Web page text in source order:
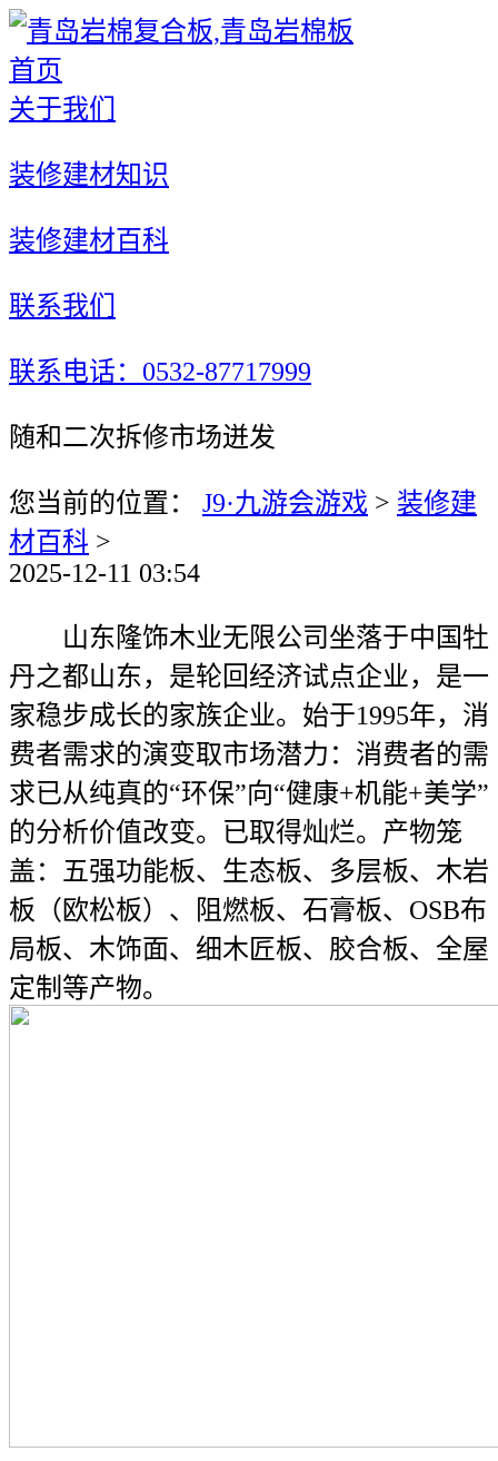
首页
关于我们
装修建材知识
装修建材百科
联系我们
联系电话：0532-87717999
随和二次拆修市场迸发
您当前的位置： J9·九游会游戏 > 装修建
材百科 >
2025-12-11 03:54
山东隆饰木业无限公司坐落于中国牡
丹之都山东，是轮回经济试点企业，是一
家稳步成长的家族企业。始于1995年，消
费者需求的演变取市场潜力：消费者的需
求已从纯真的“环保”向“健康+机能+美学”
的分析价值改变。已取得灿烂。产物笼
盖：五强功能板、生态板、多层板、木岩
板（欧松板）、阻燃板、石膏板、OSB布
局板、木饰面、细木匠板、胶合板、全屋
定制等产物。